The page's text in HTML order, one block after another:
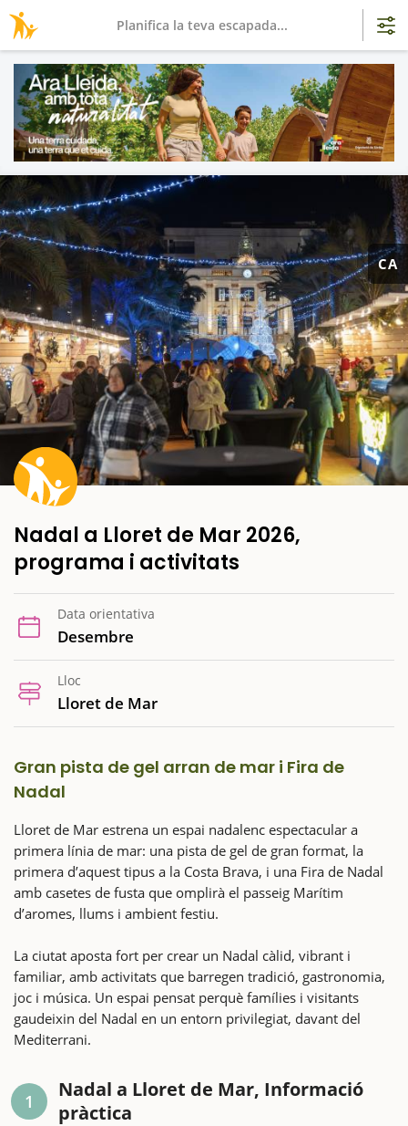
CA
Nadal a Lloret de Mar 2026,
programa i activitats
Data orientativa
Desembre
Lloc
Lloret de Mar
Gran pista de gel arran de mar i Fira de
Nadal
Lloret de Mar estrena un espai nadalenc espectacular a
primera línia de mar: una pista de gel de gran format, la
primera d’aquest tipus a la Costa Brava, i una Fira de Nadal
amb casetes de fusta que omplirà el passeig Marítim
d’aromes, llums i ambient festiu.
La ciutat aposta fort per crear un Nadal càlid, vibrant i
familiar, amb activitats que barregen tradició, gastronomia,
joc i música. Un espai pensat perquè famílies i visitants
gaudeixin del Nadal en un entorn privilegiat, davant del
Mediterrani.
1
Nadal a Lloret de Mar, Informació
pràctica
Planifica la teva escapada...